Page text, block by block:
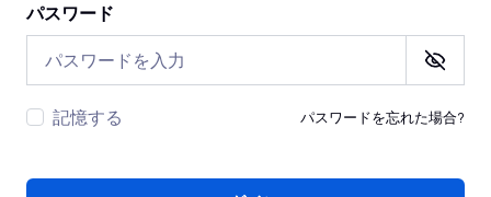
パスワード
記憶する パスワードを忘れた場合?